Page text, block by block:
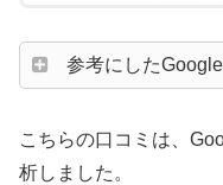
参考にした
こちらの口コミは、
析しました。